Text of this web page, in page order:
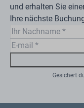
und erhalten Sie
Ihre nächste
Gesichert